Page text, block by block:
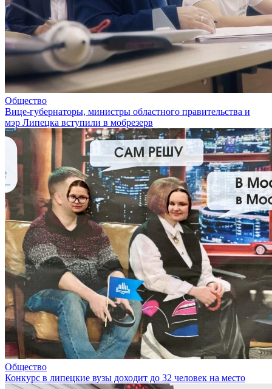
Общество
Вице-губернаторы, министры областного правительства и
мэр Липецка вступили в мобрезерв
Общество
Конкурс в липецкие вузы доходит до 32 человек на место